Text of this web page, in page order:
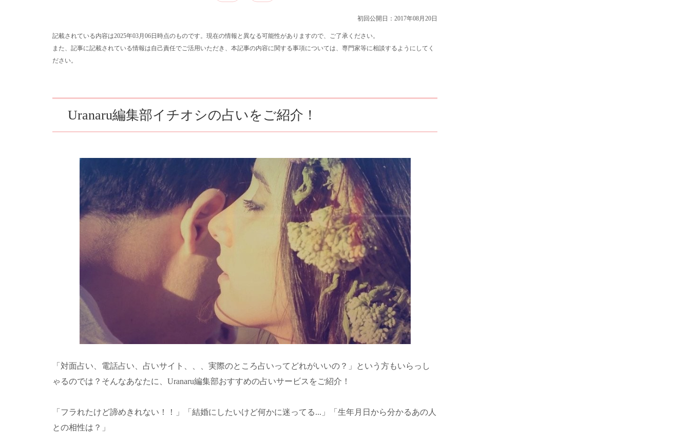
初回公開日：2017年08月20日
記載されている内容は2025年03月06日時点のものです。現在の情報と異なる可能性がありますので、ご了承ください。
また、記事に記載されている情報は自己責任でご活用いただき、本記事の内容に関する事項については、専門家等に相談するようにしてく
ださい。
Uranaru編集部イチオシの占いをご紹介！
「対面占い、電話占い、占いサイト、、、実際のところ占いってどれがいいの？」という方もいらっし
ゃるのでは？そんなあなたに、Uranaru編集部おすすめの占いサービスをご紹介！
「フラれたけど諦めきれない！！」「結婚にしたいけど何かに迷ってる...」「生年月日から分かるあの人
との相性は？」